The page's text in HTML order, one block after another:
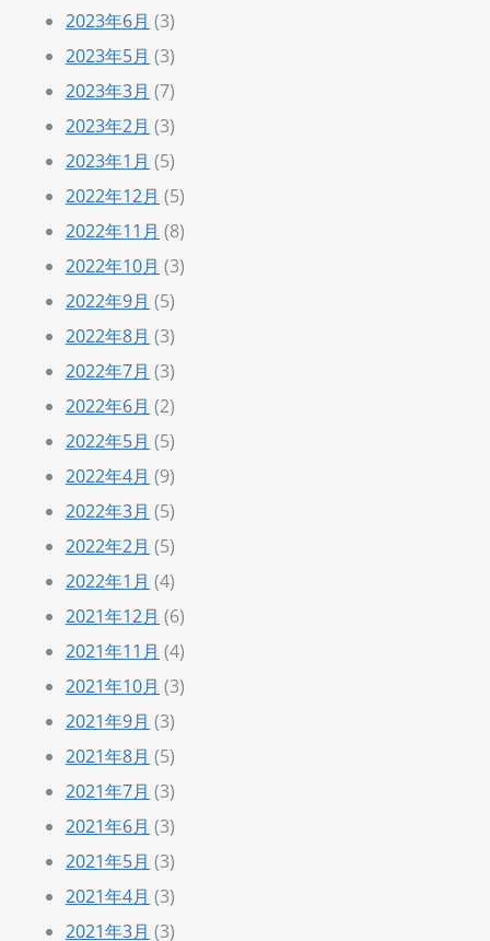
2023年6月 (3)
2023年5月 (3)
2023年3月 (7)
2023年2月 (3)
2023年1月 (5)
2022年12月 (5)
2022年11月 (8)
2022年10月 (3)
2022年9月 (5)
2022年8月 (3)
2022年7月 (3)
2022年6月 (2)
2022年5月 (5)
2022年4月 (9)
2022年3月 (5)
2022年2月 (5)
2022年1月 (4)
2021年12月 (6)
2021年11月 (4)
2021年10月 (3)
2021年9月 (3)
2021年8月 (5)
2021年7月 (3)
2021年6月 (3)
2021年5月 (3)
2021年4月 (3)
2021年3月 (3)